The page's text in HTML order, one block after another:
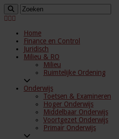
Home
Finance en Control
Juridisch
Milieu & RO
Milieu
Ruimtelijke Ordening
Onderwijs
Toetsen & Examineren
Hoger Onderwijs
Middelbaar Onderwijs
Voortgezet Onderwijs
Primair Onderwijs